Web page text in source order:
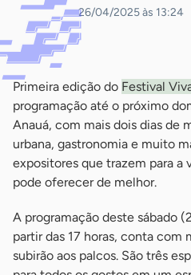
26/04/2025 às 13:24
Primeira edição do Festival
programação até o próximo
Anauá, com mais dois dias de
urbana, gastronomia e muito
expositores que trazem para a
pode oferecer de melhor.
A programação deste sábado
partir das 17 horas, conta com
subirão aos palcos. São três